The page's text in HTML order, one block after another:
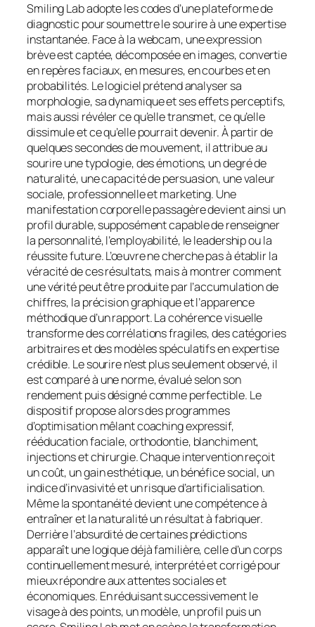
Smiling Lab adopte les codes d’une plateforme de
diagnostic pour soumettre le sourire à une expertise
instantanée. Face à la webcam, une expression
brève est captée, décomposée en images, convertie
en repères faciaux, en mesures, en courbes et en
probabilités. Le logiciel prétend analyser sa
morphologie, sa dynamique et ses effets perceptifs,
mais aussi révéler ce qu’elle transmet, ce qu’elle
dissimule et ce qu’elle pourrait devenir. À partir de
quelques secondes de mouvement, il attribue au
sourire une typologie, des émotions, un degré de
naturalité, une capacité de persuasion, une valeur
sociale, professionnelle et marketing. Une
manifestation corporelle passagère devient ainsi un
profil durable, supposément capable de renseigner
la personnalité, l’employabilité, le leadership ou la
réussite future. L’œuvre ne cherche pas à établir la
véracité de ces résultats, mais à montrer comment
une vérité peut être produite par l’accumulation de
chiffres, la précision graphique et l’apparence
méthodique d’un rapport. La cohérence visuelle
transforme des corrélations fragiles, des catégories
arbitraires et des modèles spéculatifs en expertise
crédible. Le sourire n’est plus seulement observé, il
est comparé à une norme, évalué selon son
rendement puis désigné comme perfectible. Le
dispositif propose alors des programmes
d’optimisation mêlant coaching expressif,
rééducation faciale, orthodontie, blanchiment,
injections et chirurgie. Chaque intervention reçoit
un coût, un gain esthétique, un bénéfice social, un
indice d’invasivité et un risque d’artificialisation.
Même la spontanéité devient une compétence à
entraîner et la naturalité un résultat à fabriquer.
Derrière l’absurdité de certaines prédictions
apparaît une logique déjà familière, celle d’un corps
continuellement mesuré, interprété et corrigé pour
mieux répondre aux attentes sociales et
économiques. En réduisant successivement le
visage à des points, un modèle, un profil puis un